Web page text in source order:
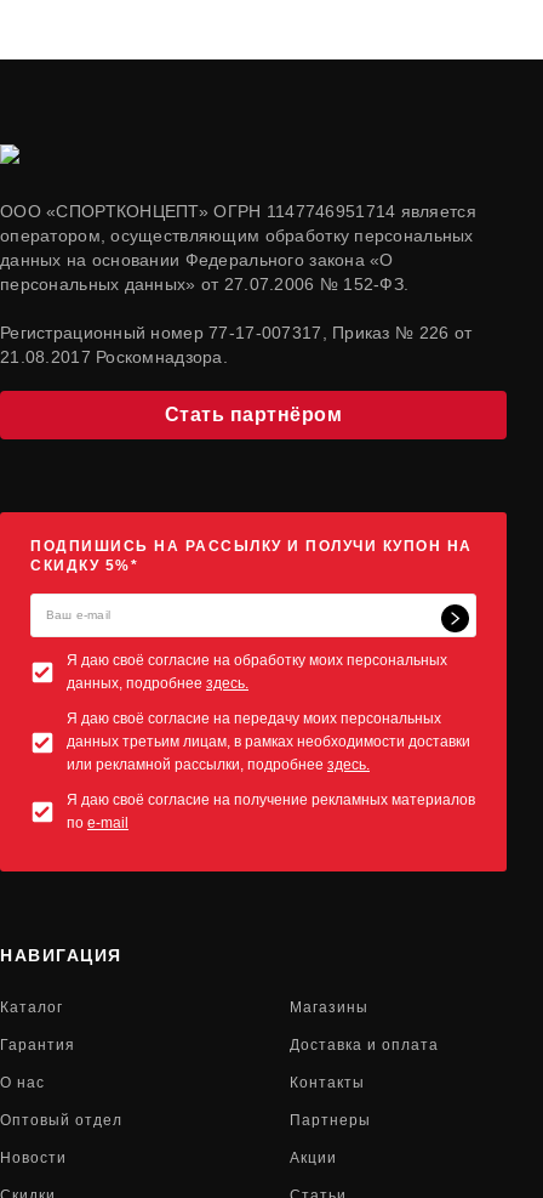
ООО «СПОРТКОНЦЕПТ» ОГРН 1147746951714 является
оператором, осуществляющим обработку персональных
данных на основании Федерального закона «О
персональных данных» от 27.07.2006 № 152-ФЗ.
Регистрационный номер 77-17-007317, Приказ № 226 от
21.08.2017 Роскомнадзора.
Стать партнёром
ПОДПИШИСЬ НА РАССЫЛКУ И ПОЛУЧИ КУПОН НА
СКИДКУ 5%*
Я даю своё согласие на обработку моих персональных
данных, подробнее здесь.
Я даю своё согласие на передачу моих персональных
данных третьим лицам, в рамках необходимости доставки
или рекламной рассылки, подробнее здесь.
Я даю своё согласие на получение рекламных материалов
по e-mail
НАВИГАЦИЯ
Каталог Магазины
Гарантия Доставка и оплата
О нас Контакты
Оптовый отдел Партнеры
Новости Акции